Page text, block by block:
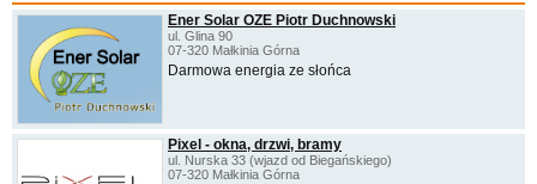
Ener Solar OZE Piotr Duchnowski
ul. Glina 90
07-320 Małkinia Górna
Darmowa energia ze słońca
Pixel - okna, drzwi, bramy
ul. Nurska 33 (wjazd od Biegańskiego)
07-320 Małkinia Górna